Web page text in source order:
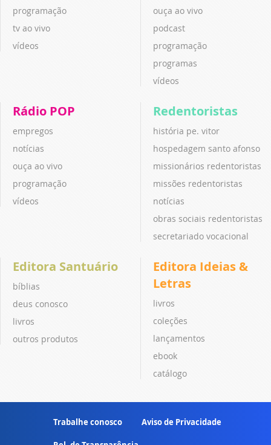
programação
tv ao vivo
vídeos
ouça ao vivo
podcast
programação
programas
vídeos
Rádio POP
empregos
notícias
ouça ao vivo
programação
vídeos
Redentoristas
história pe. vitor
hospedagem santo afonso
missionários redentoristas
missões redentoristas
notícias
obras sociais redentoristas
secretariado vocacional
Editora Santuário
bíblias
deus conosco
livros
outros produtos
Editora Ideias &
Letras
livros
coleções
lançamentos
ebook
catálogo
Trabalhe conosco Aviso de Privacidade